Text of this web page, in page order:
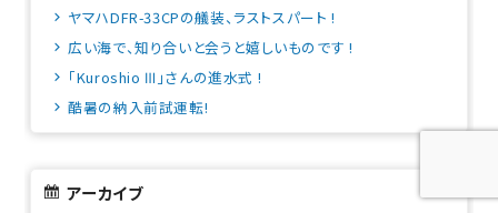
ヤマハDFR-33CPの艤装、ラストスパート !
広い海で、知り合いと会うと嬉しいものです !
「Kuroshio Ⅲ」さんの進水式 !
酷暑の納入前試運転!
アーカイブ